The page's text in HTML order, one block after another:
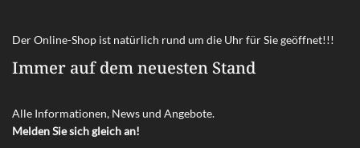
Der Online-Shop ist natürlich rund um die Uhr für Sie geöffnet!!!
Immer auf dem neuesten Stand
Alle Informationen, News und Angebote.
Melden Sie sich gleich an!